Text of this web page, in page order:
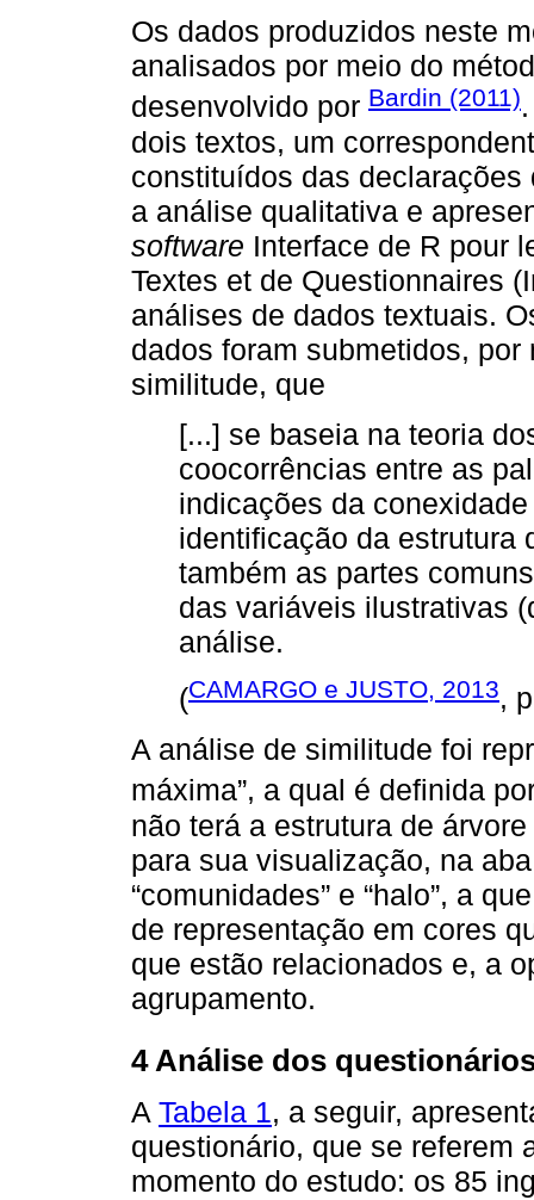
Os dados produzidos neste
analisados por meio do
desenvolvido por Bardin (2011)
dois textos, um
constituídos das
a análise qualitativa e
software Interface de R pour
Textes et de Questionnaires
análises de dados textuais.
dados foram submetidos,
similitude, que
[...] se baseia na teoria
coocorrências entre as
indicações da
identificação da estrutura
também as partes
das variáveis ilustrativas
análise.
(CAMARGO e JUSTO, 2013,
A análise de similitude foi
máxima”, a qual é definida
não terá a estrutura de
para sua visualização, na
“comunidades” e “halo”, a
de representação em cores
que estão relacionados e, a
agrupamento.
4 Análise dos
A Tabela 1, a seguir,
questionário, que se referem
momento do estudo: os 85